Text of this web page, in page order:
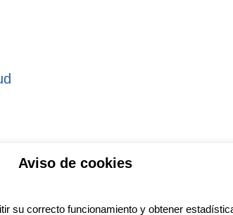
Aviso de cookies
su correcto funcionamiento y obtener